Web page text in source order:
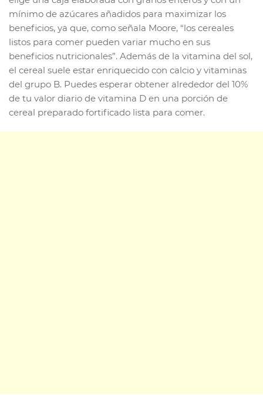
mínimo de azúcares añadidos para maximizar los
beneficios, ya que, como señala Moore, “los cereales
listos para comer pueden variar mucho en sus
beneficios nutricionales”. Además de la vitamina del sol,
el cereal suele estar enriquecido con calcio y vitaminas
del grupo B. Puedes esperar obtener alrededor del 10%
de tu valor diario de vitamina D en una porción de
cereal preparado fortificado lista para comer.